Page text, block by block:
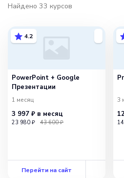
Найдено 33 курсов
4.2
PowerPoint + Google
Презентации
1 месяц
3 997 ₽ в месяц
23 980 ₽ 43 600 ₽
Перейти на сайт
3